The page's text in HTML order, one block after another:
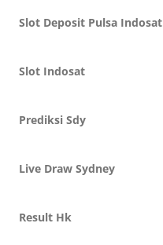
Slot Deposit Pulsa Indosat
Slot Indosat
Prediksi Sdy
Live Draw Sydney
Result Hk